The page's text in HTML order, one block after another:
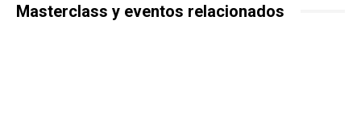
Masterclass y eventos relacionados